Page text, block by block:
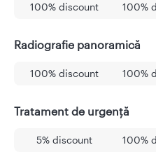
100% discount 100%
Radiografie panoramică
100% discount 100%
Tratament de urgență
5% discount 100%